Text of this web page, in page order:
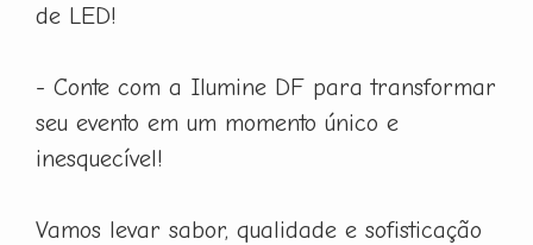
de LED!
- Conte com a Ilumine DF para transformar
seu evento em um momento único e
inesquecível!
Vamos levar sabor, qualidade e sofisticação